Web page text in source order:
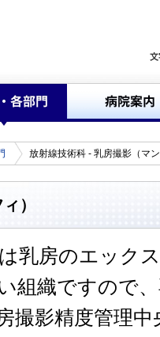
放射線技術科 - 乳房撮影（マ
）
乳房のエック
組織ですので
撮影精度管理